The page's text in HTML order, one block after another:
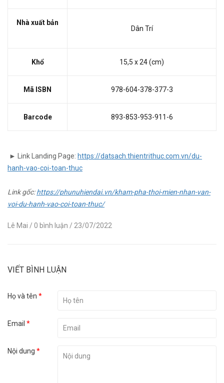
Nhà xuất bản
Dân Trí
Khổ 15,5 x 24 (cm)
Mã ISBN 978-604-378-377-3
Barcode 893-853-953-911-6
► Link Landing Page: https://datsach.thientrithuc.com.vn/du-
hanh-vao-coi-toan-thuc
Link gốc:https://phunuhiendai.vn/kham-pha-thoi-mien-nhan-van-
voi-du-hanh-vao-coi-toan-thuc/
Lê Mai / 0 bình luận / 23/07/2022
VIẾT BÌNH LUẬN
Họ và tên *
Email *
Nội dung *